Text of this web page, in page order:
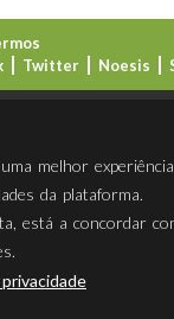
Twitter Noesis
melhor
da plataforma.
está a concordar